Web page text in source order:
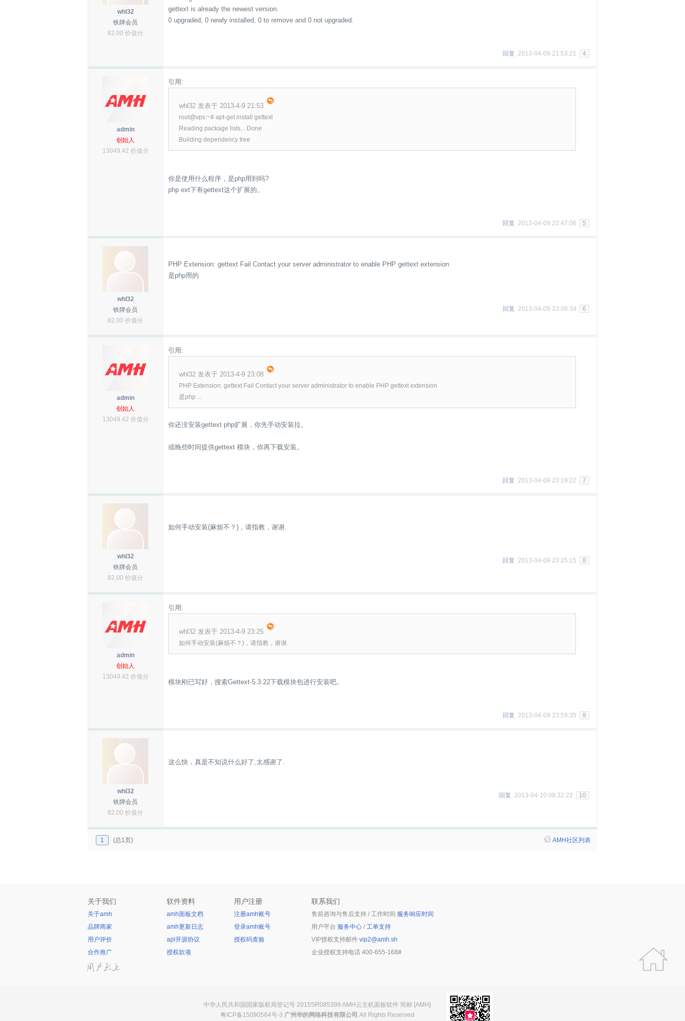
whl32
铁牌会员
82.00 价值分
gettext is already the newest version.
0 upgraded, 0 newly installed, 0 to remove and 0 not upgraded.
回复 2013-04-09 21:53:21 4
admin
创始人
13049.42 价值分
引用:
whl32 发表于 2013-4-9 21:53
root@vps:~# apt-get install gettext
Reading package lists... Done
Building dependency tree
你是使用什么程序，是php用到吗?
php ext下有gettext这个扩展的。
回复 2013-04-09 22:47:06 5
whl32
铁牌会员
82.00 价值分
PHP Extension: gettext Fail Contact your server administrator to enable PHP gettext extension
是php用的
回复 2013-04-09 23:08:34 6
admin
创始人
13049.42 价值分
引用:
whl32 发表于 2013-4-9 23:08
PHP Extension: gettext Fail Contact your server administrator to enable PHP gettext extension
是php ...
你还没安装gettext php扩展，你先手动安装拉。
或晚些时间提供gettext 模块，你再下载安装。
回复 2013-04-09 23:19:22 7
whl32
铁牌会员
82.00 价值分
如何手动安装(麻烦不？)，请指教，谢谢.
回复 2013-04-09 23:25:15 8
admin
创始人
13049.42 价值分
引用:
whl32 发表于 2013-4-9 23:25
如何手动安装(麻烦不？)，请指教，谢谢.
模块刚已写好，搜索Gettext-5.3.22下载模块包进行安装吧。
回复 2013-04-09 23:59:35 9
whl32
铁牌会员
82.00 价值分
这么快，真是不知说什么好了,太感谢了.
回复 2013-04-10 08:32:22 10
1 (总1页) AMH社区列表
关于我们
关于amh
品牌商家
用户评价
合作推广
软件资料
amh面板文档
amh更新日志
apl开源协议
授权款项
用户注册
注册amh账号
登录amh账号
授权码查验
联系我们
售前咨询与售后支持 / 工作时间 服务响应时间
用户平台 服务中心 / 工单支持
VIP授权支持邮件 vip2@amh.sh
企业授权支持电话 400-655-168#
中华人民共和国国家版权局登记号 2015SR085399 AMH云主机面板软件 简称 [AMH]
粤ICP备15090564号-3 广州华的网络科技有限公司 All Rights Reserved